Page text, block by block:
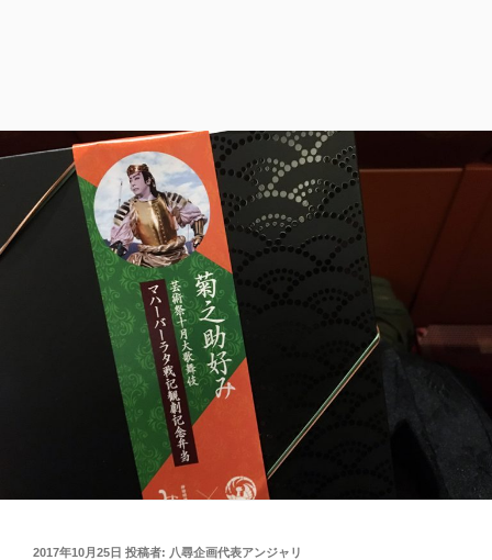
投
2017年10月25日 投稿者: 八尋企画代表アンジャリ